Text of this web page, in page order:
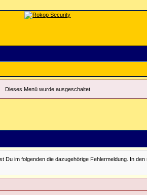
Dieses Menü wurde ausgeschaltet
im folgenden die dazugehörige Fehlermeldung. In